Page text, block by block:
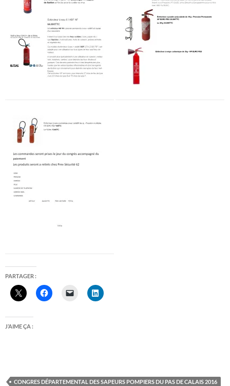
PARTAGER :
J’AIME ÇA :
CONGRES DÉPARTEMENTAL DES SAPEURS POMPIERS DU PAS DE CALAIS 2016